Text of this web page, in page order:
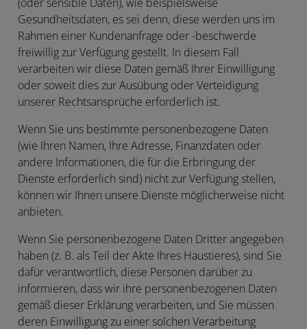
(oder sensible Daten), wie beispielsweise
Gesundheitsdaten, es sei denn, diese werden uns im
Rahmen einer Kundenanfrage oder -beschwerde
freiwillig zur Verfügung gestellt. In diesem Fall
verarbeiten wir diese Daten gemäß Ihrer Einwilligung
oder soweit dies zur Ausübung oder Verteidigung
unserer Rechtsansprüche erforderlich ist.
Wenn Sie uns bestimmte personenbezogene Daten
(wie Ihren Namen, Ihre Adresse, Finanzdaten oder
andere Informationen, die für die Erbringung der
Dienste erforderlich sind) nicht zur Verfügung stellen,
können wir Ihnen unsere Dienste möglicherweise nicht
anbieten.
Wenn Sie personenbezogene Daten Dritter angegeben
haben (z. B. als Teil der Akte Ihres Haustieres), sind Sie
dafür verantwortlich, diese Personen darüber zu
informieren, dass wir ihre personenbezogenen Daten
gemäß dieser Erklärung verarbeiten, und Sie müssen
deren Einwilligung zu einer solchen Verarbeitung